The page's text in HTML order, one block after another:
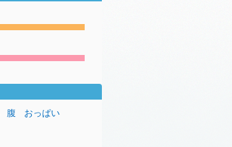
腹
おっぱい